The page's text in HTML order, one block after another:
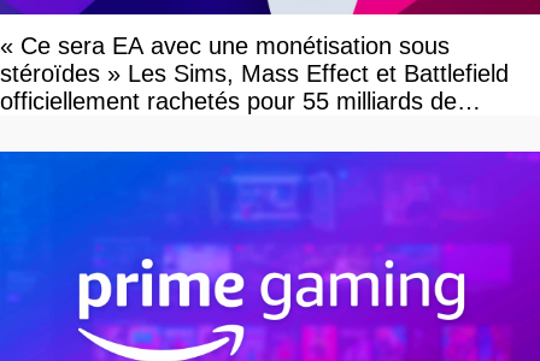
« Ce sera EA avec une monétisation sous
stéroïdes » Les Sims, Mass Effect et Battlefield
officiellement rachetés pour 55 milliards de